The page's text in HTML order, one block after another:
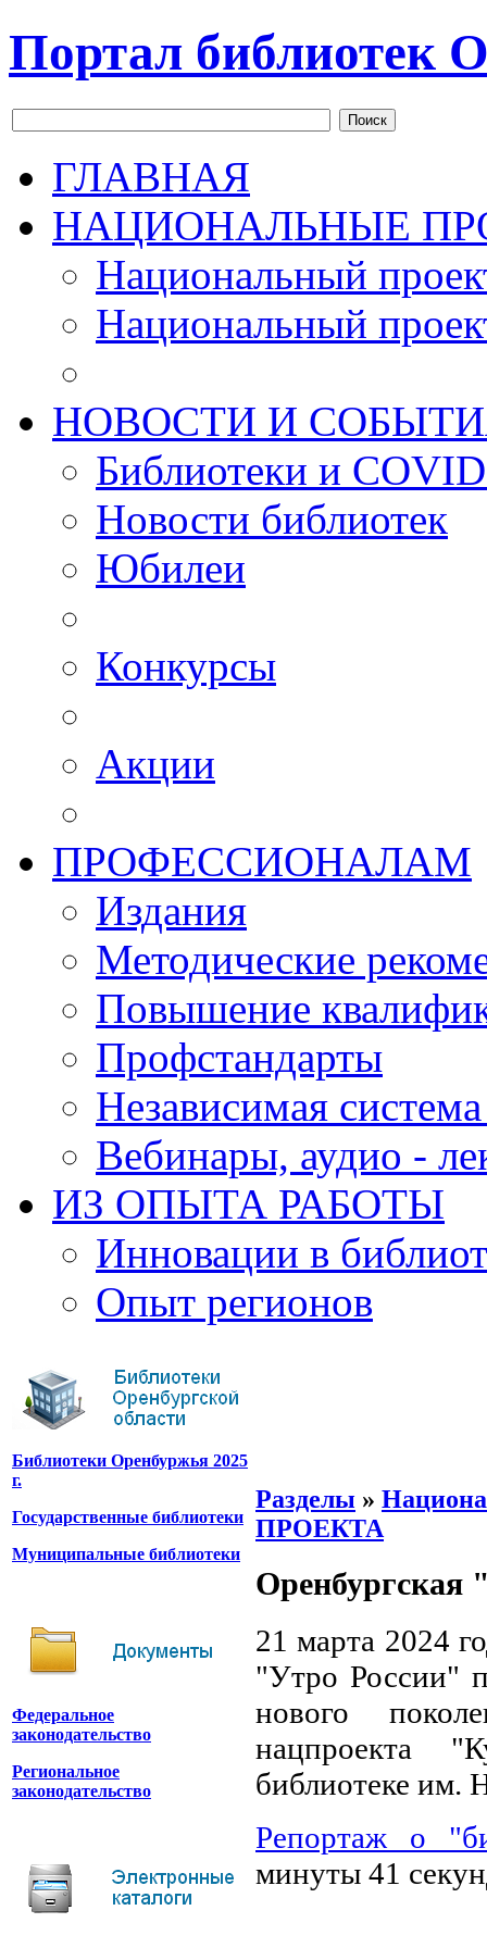
Портал библиотек
Поиск
ГЛАВНАЯ
НАЦИОНАЛЬНЫЕ
Национальный
Национальный
НОВОСТИ И
Библиотеки и
Новости библиотек
Юбилеи
Конкурсы
Акции
ПРОФЕССИОНАЛАМ
Издания
Методические
Повышение
Профстандарты
Независимая
Вебинары, аудио -
ИЗ ОПЫТА РАБОТЫ
Инновации в
Опыт регионов
Библиотеки Оренбуржья 2025
г.
Государственные библиотеки
Муниципальные библиотеки
Федеральное
законодательство
Региональное
законодательство
Разделы »
ПРОЕКТА
Оренбургская
21 марта 2024
"Утро России"
нового
нацпроекта
библиотеке им.
Репортаж о
минуты 41